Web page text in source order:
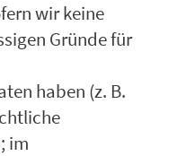
wir keine
Gründe für
haben (z. B.
im